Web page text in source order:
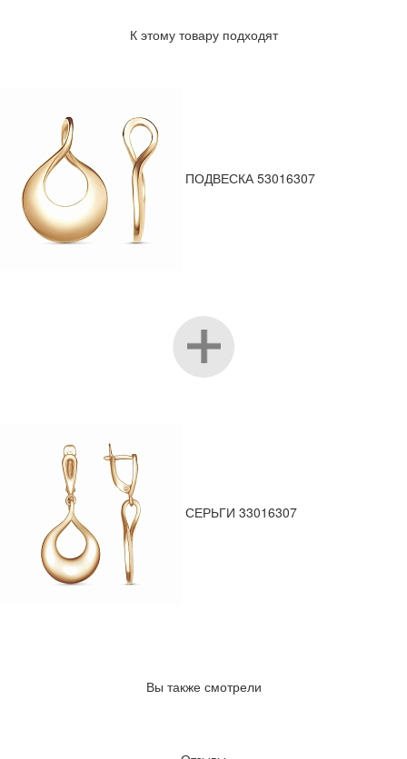
К этому товару подходят
ПОДВЕСКА 53016307
СЕРЬГИ 33016307
Вы также смотрели